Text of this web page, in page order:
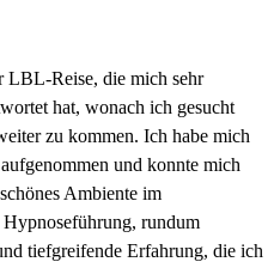
LBL-Reise, die mich sehr
hat, wonach ich gesucht
zu kommen. Ich habe mich
und konnte mich
Ambiente im
rundum
tiefgreifende Erfahrung, die ich